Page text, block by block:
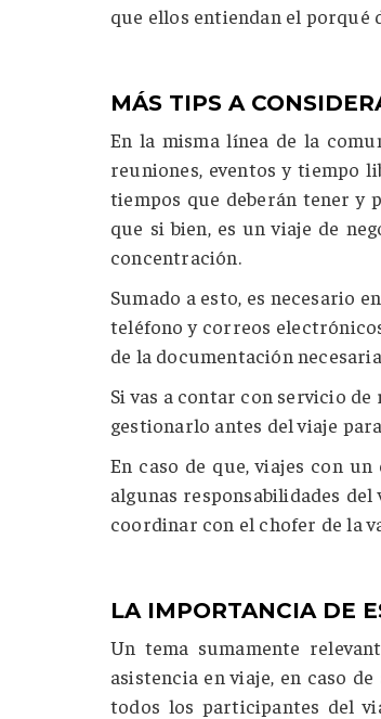
que ellos entiendan el porqué
MÁS TIPS A
En la misma línea de la
reuniones, eventos y tiempo
tiempos que deberán tener y
que si bien, es un viaje de
concentración.
Sumado a esto, es necesario
teléfono y correos
de la documentación
Si vas a contar con servicio
gestionarlo antes del viaje
En caso de que, viajes con
algunas responsabilidades
coordinar con el chofer de la
LA IMPORTANCIA DE
Un tema sumamente
asistencia en viaje, en caso
todos los participantes del